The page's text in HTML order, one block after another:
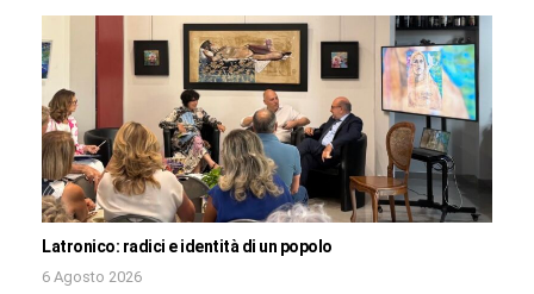
Latronico: radici e identità di un popolo
6 Agosto 2026